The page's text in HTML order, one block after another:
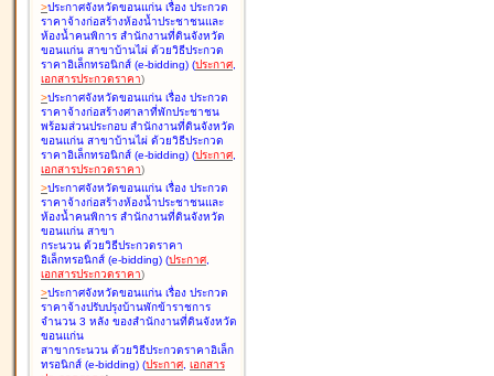
>ประกาศจังหวัดขอนแก่น เรื่อง ประกวด
ราคาจ้างก่อสร้างห้องน้ำประชาชนและ
ห้องน้ำคนพิการ สำนักงานที่ดินจังหวัด
ขอนแก่น สาขาบ้านไผ่ ด้วยวิธีประกวด
ราคาอิเล็กทรอนิกส์ (e-bidding) (ประกาศ,
เอกสารประกวดราคา)
>ประกาศจังหวัดขอนแก่น เรื่อง ประกวด
ราคาจ้างก่อสร้างศาลาที่พักประชาชน
พร้อมส่วนประกอบ สำนักงานที่ดินจังหวัด
ขอนแก่น สาขาบ้านไผ่ ด้วยวิธีประกวด
ราคาอิเล็กทรอนิกส์ (e-bidding) (ประกาศ,
เอกสารประกวดราคา)
>ประกาศจังหวัดขอนแก่น เรื่อง ประกวด
ราคาจ้างก่อสร้างห้องน้ำประชาชนและ
ห้องน้ำคนพิการ สำนักงานที่ดินจังหวัด
ขอนแก่น สาขา
กระนวน ด้วยวิธีประกวดราคา
อิเล็กทรอนิกส์ (e-bidding) (ประกาศ,
เอกสารประกวดราคา)
>ประกาศจังหวัดขอนแก่น เรื่อง ประกวด
ราคาจ้างปรับปรุงบ้านพักข้าราชการ
จำนวน 3 หลัง ของสำนักงานที่ดินจังหวัด
ขอนแก่น
สาขากระนวน ด้วยวิธีประกวดราคาอิเล็ก
ทรอนิกส์ (e-bidding) (ประกาศ, เอกสาร